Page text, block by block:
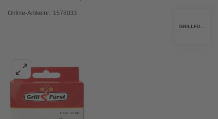
Online-Artikelnr.: 1578033